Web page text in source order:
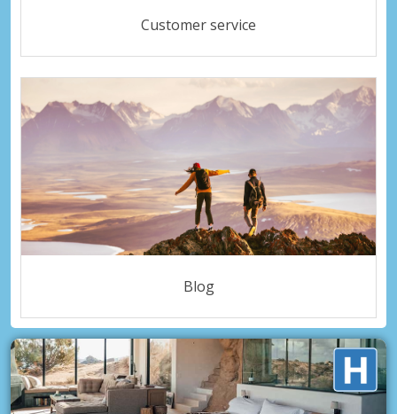
Customer service
Blog